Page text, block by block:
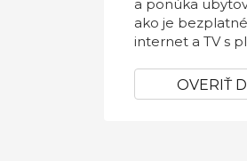
a ponúka
ako je
internet a TV s
OVERIŤ